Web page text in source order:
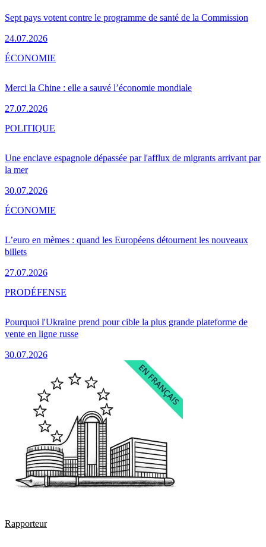
Sept pays votent contre le programme de santé de la Commission
24.07.2026
Merci la Chine : elle a sauvé l’économie mondiale
27.07.2026
ÉCONOMIE
Une enclave espagnole dépassée par l'afflux de migrants arrivant par
la mer
30.07.2026
POLITIQUE
L’euro en mèmes : quand les Européens détournent les nouveaux
billets
27.07.2026
ÉCONOMIE
Pourquoi l'Ukraine prend pour cible la plus grande plateforme de
vente en ligne russe
30.07.2026
PRODÉFENSE
Rapporteur